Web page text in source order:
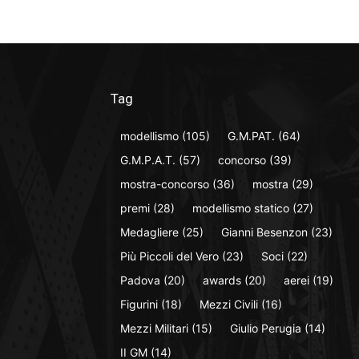
Tag
modellismo (105) G.M.PAT. (64)
G.M.P.A.T. (57) concorso (39)
mostra-concorso (36) mostra (29)
premi (28) modellismo statico (27)
Medagliere (25) Gianni Besenzon (23)
Più Piccoli del Vero (23) Soci (22)
Padova (20) awards (20) aerei (19)
Figurini (18) Mezzi Civili (16)
Mezzi Militari (15) Giulio Perugia (14)
II GM (14)